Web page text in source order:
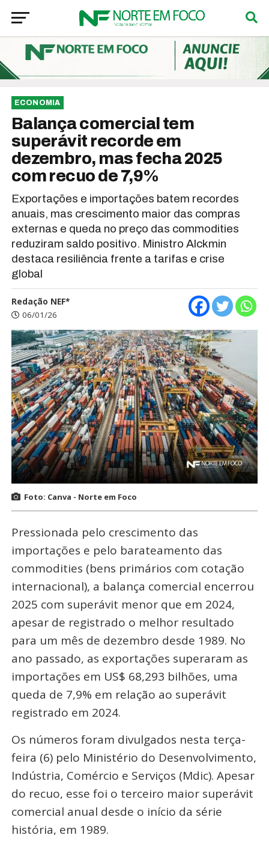
ECONOMIA
Balança comercial tem
superávit recorde em
dezembro, mas fecha 2025
com recuo de 7,9%
Exportações e importações batem recordes
anuais, mas crescimento maior das compras
externas e queda no preço das commodities
reduziram saldo positivo. Ministro Alckmin
destaca resiliência frente a tarifas e crise
global
Redação NEF*
06/01/26
Foto: Canva - Norte em Foco
Pressionada pelo crescimento das
importações e pelo barateamento das
commodities (bens primários com cotação
internacional), a balança comercial encerrou
2025 com superávit menor que em 2024,
apesar de registrado o melhor resultado
para um mês de dezembro desde 1989. No
ano passado, as exportações superaram as
importações em US$ 68,293 bilhões, uma
queda de 7,9% em relação ao superávit
registrado em 2024.
Os números foram divulgados nesta terça-
feira (6) pelo Ministério do Desenvolvimento,
Indústria, Comércio e Serviços (Mdic). Apesar
do recuo, esse foi o terceiro maior superávit
comercial anual desde o início da série
história, em 1989.